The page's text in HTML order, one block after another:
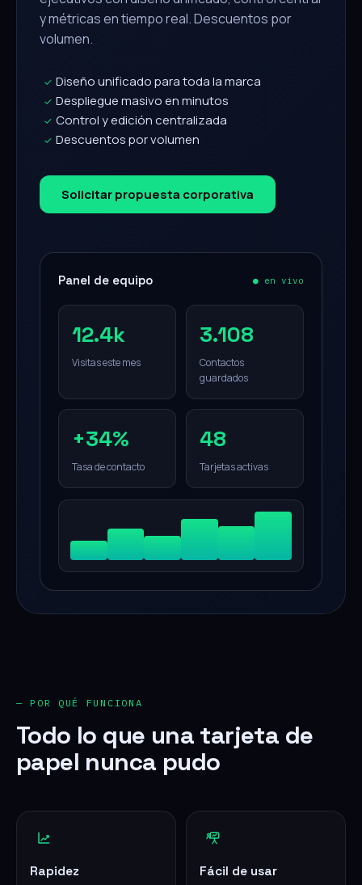
y métricas en tiempo real. Descuentos por
volumen.
✓ Diseño unificado para toda la marca
✓ Despliegue masivo en minutos
✓ Control y edición centralizada
✓ Descuentos por volumen
Solicitar propuesta corporativa
Panel de equipo ● en vivo
12.4k
Visitas este mes
3.108
Contactos
guardados
+34%
Tasa de contacto
48
Tarjetas activas
— POR QUÉ FUNCIONA
Todo lo que una tarjeta de
papel nunca pudo
Rapidez Fácil de usar